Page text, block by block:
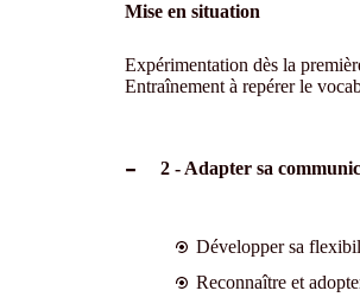
Mise en situation
Expérimentation dès la
Entraînement à repérer le
2 - Adapter sa
Développer sa
Reconnaître et